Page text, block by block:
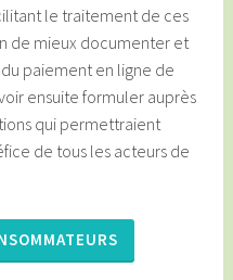
le traitement de ces
de mieux documenter et
paiement en ligne de
ensuite formuler auprès
qui permettraient
de tous les acteurs de